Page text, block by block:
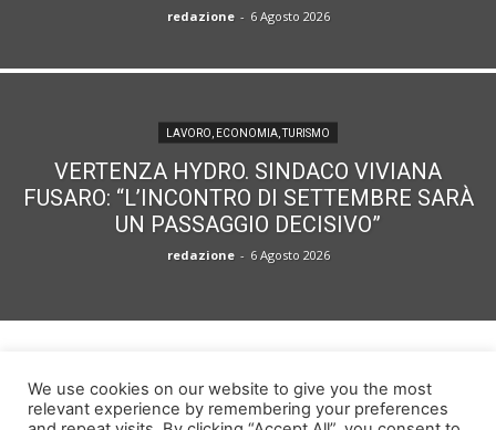
redazione - 6 Agosto 2026
LAVORO, ECONOMIA, TURISMO
VERTENZA HYDRO. SINDACO VIVIANA
FUSARO: “L’INCONTRO DI SETTEMBRE SARÀ
UN PASSAGGIO DECISIVO”
redazione - 6 Agosto 2026
We use cookies on our website to give you the most
relevant experience by remembering your preferences